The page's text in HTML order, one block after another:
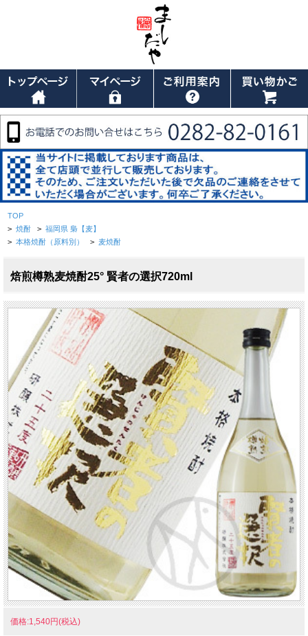
TOP
> 焼酎 > 福岡県 梟【麦】
> 本格焼酎（原料別） > 麦焼酎
焙煎樽熟麦焼酎25° 賢者の選択720ml
価格:1,540円(税込)